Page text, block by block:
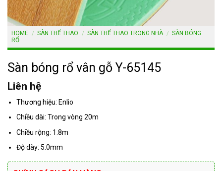
HOME / SÀN THỂ THAO / SÀN THỂ THAO TRONG NHÀ / SÀN BÓNG
RỔ
Sàn bóng rổ vân gỗ Y-65145
Liên hệ
Thương hiệu: Enlio
Chiều dài: Trong vòng 20m
Chiều rộng: 1.8m
Độ dày: 5.0mm